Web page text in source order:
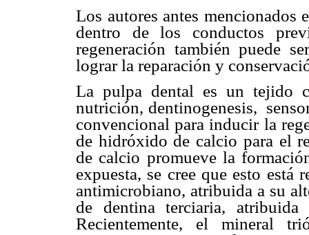
Los autores antes mencionados
dentro de los conductos
regeneración también puede
lograr la reparación y
La pulpa dental es un tejido
nutrición, dentinogenesis,
convencional para inducir la
de hidróxido de calcio para el
de calcio promueve la
expuesta, se cree que esto
antimicrobiano, atribuida a su
de dentina terciaria,
Recientemente, el mineral